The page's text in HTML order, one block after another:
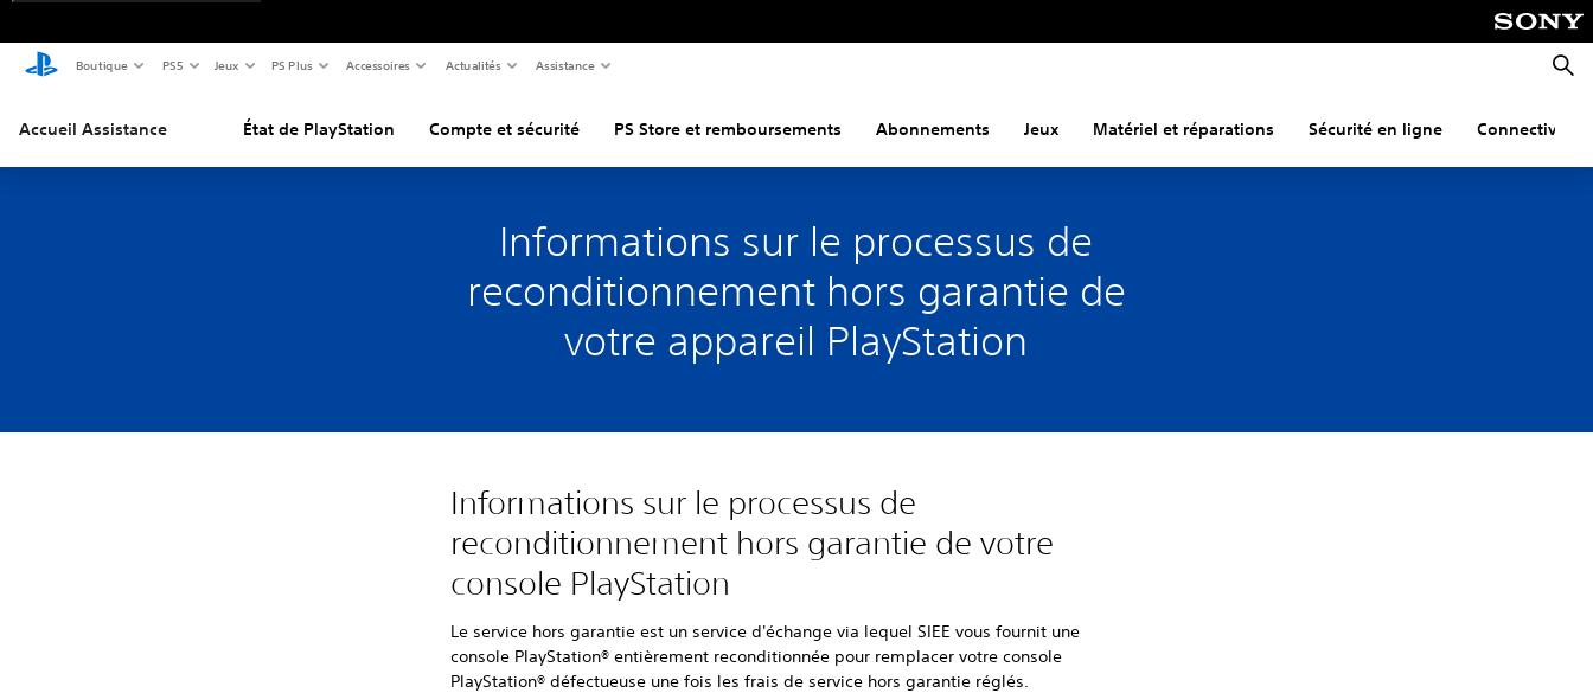
Boutique PS5 Jeux PS Plus Accessoires Actualités Assistance
Accueil Assistance État de PlayStation Compte et sécurité PS Store et remboursements Abonnements Jeux Matériel et réparations Sécurité en ligne Connectivité
Informations sur le processus de
reconditionnement hors garantie de
votre appareil PlayStation
Informations sur le processus de
reconditionnement hors garantie de votre
console PlayStation
Le service hors garantie est un service d'échange via lequel SIEE vous fournit une
console PlayStation® entièrement reconditionnée pour remplacer votre console
PlayStation® défectueuse une fois les frais de service hors garantie réglés.